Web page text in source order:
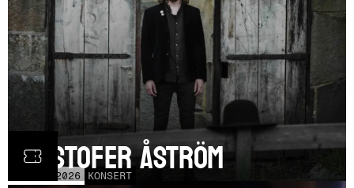
2026 KONSERT
Kristofer Åström